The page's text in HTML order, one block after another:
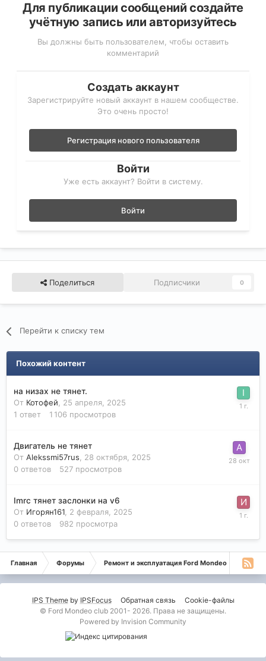
Для публикации сообщений создайте
учётную запись или авторизуйтесь
Вы должны быть пользователем, чтобы оставить
комментарий
Создать аккаунт
Зарегистрируйте новый аккаунт в нашем сообществе.
Это очень просто!
Регистрация нового пользователя
Войти
Уже есть аккаунт? Войти в систему.
Войти
Поделиться Подписчики 0
Перейти к списку тем
Похожий контент
на низах не тянет.
От Котофей, 25 апреля, 2025
1 ответ 1 106 просмотров
Двигатель не тянет
От Alekssmi57rus, 28 октября, 2025
0 ответов 527 просмотров
Imrc тянет заслонки на v6
От Игорян161, 2 февраля, 2025
0 ответов 982 просмотра
Главная Форумы Ремонт и эксплуатация Ford Mondeo
IPS Themeby IPSFocus Обратная связь
Cookie-файлы
© Ford Mondeo club 2001- 2026. Права не защищены.
Powered by Invision Community